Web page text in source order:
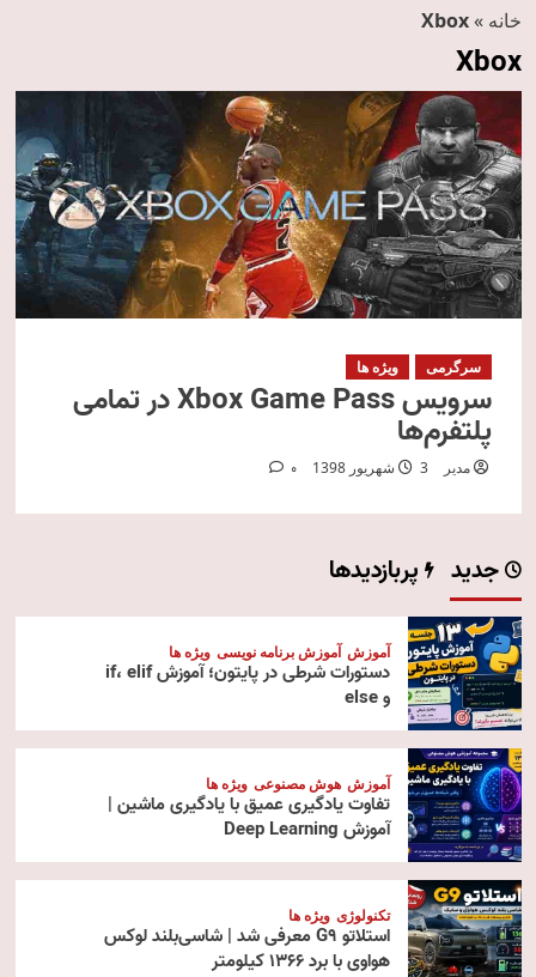
خانه »
Xbox
Xbox
سرگرمی ویژه ها
سرویس Xbox Game Pass در تمامی
پلتفرم‌ها
مدیر 3 شهریور 1398 0
جدید پربازدیدها
آموزش آموزش برنامه نویسی ویژه ها
دستورات شرطی در پایتون؛ آموزش if، elif
و else
آموزش هوش مصنوعی ویژه ها
تفاوت یادگیری عمیق با یادگیری ماشین |
آموزش Deep Learning
تکنولوژی ویژه ها
استلاتو G9 معرفی شد | شاسی‌بلند لوکس
هواوی با برد ۱۳۶۶ کیلومتر